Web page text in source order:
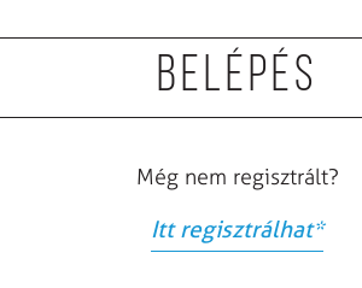
Belépés
Még nem regisztrált?
Itt regisztrálhat*